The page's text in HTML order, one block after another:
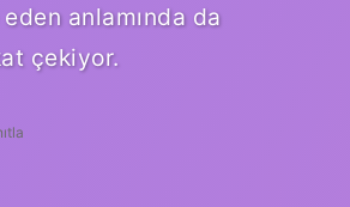
anlamında da
çekiyor.